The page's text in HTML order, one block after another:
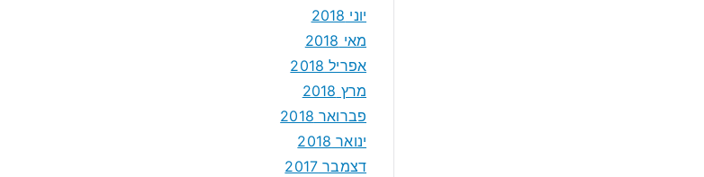
יוני 2018
מאי 2018
אפריל 2018
מרץ 2018
פברואר 2018
ינואר 2018
דצמבר 2017